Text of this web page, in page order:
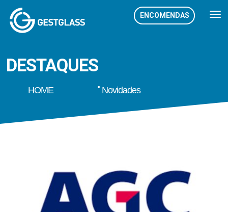
ENCOMENDAS
DESTAQUES
HOME Novidades